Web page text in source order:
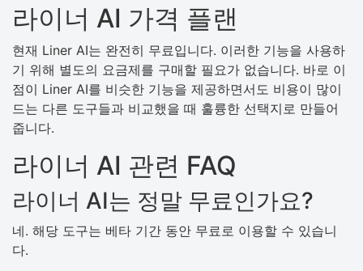
라이너 AI 가격 플랜
현재 Liner AI는 완전히 무료입니다. 이러한 기능을 사용하
기 위해 별도의 요금제를 구매할 필요가 없습니다. 바로 이
점이 Liner AI를 비슷한 기능을 제공하면서도 비용이 많이
드는 다른 도구들과 비교했을 때 훌륭한 선택지로 만들어
줍니다.
라이너 AI 관련 FAQ
라이너 AI는 정말 무료인가요?
네. 해당 도구는 베타 기간 동안 무료로 이용할 수 있습니
다.